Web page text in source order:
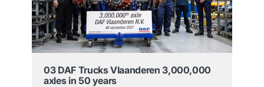
03 DAF Trucks Vlaanderen 3,000,000
axles in 50 years